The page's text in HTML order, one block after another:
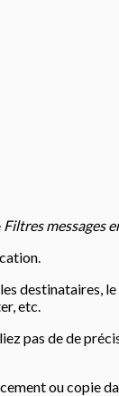
Filtres messages
destinataires,
etc.
pas de de
ou copie